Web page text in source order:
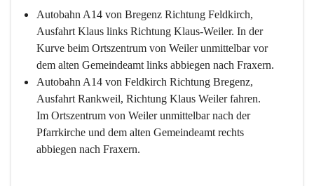
Autobahn A14 von Bregenz Richtung Feldkirch,
Ausfahrt Klaus links Richtung Klaus-Weiler. In der
Kurve beim Ortszentrum von Weiler unmittelbar vor
dem alten Gemeindeamt links abbiegen nach Fraxern.
Autobahn A14 von Feldkirch Richtung Bregenz,
Ausfahrt Rankweil, Richtung Klaus Weiler fahren.
Im Ortszentrum von Weiler unmittelbar nach der
Pfarrkirche und dem alten Gemeindeamt rechts
abbiegen nach Fraxern.